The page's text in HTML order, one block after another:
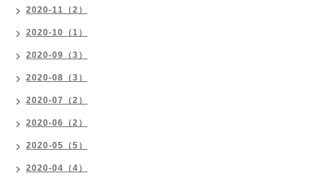
2020-11（2）
2020-10（1）
2020-09（3）
2020-08（3）
2020-07（2）
2020-06（2）
2020-05（5）
2020-04（4）